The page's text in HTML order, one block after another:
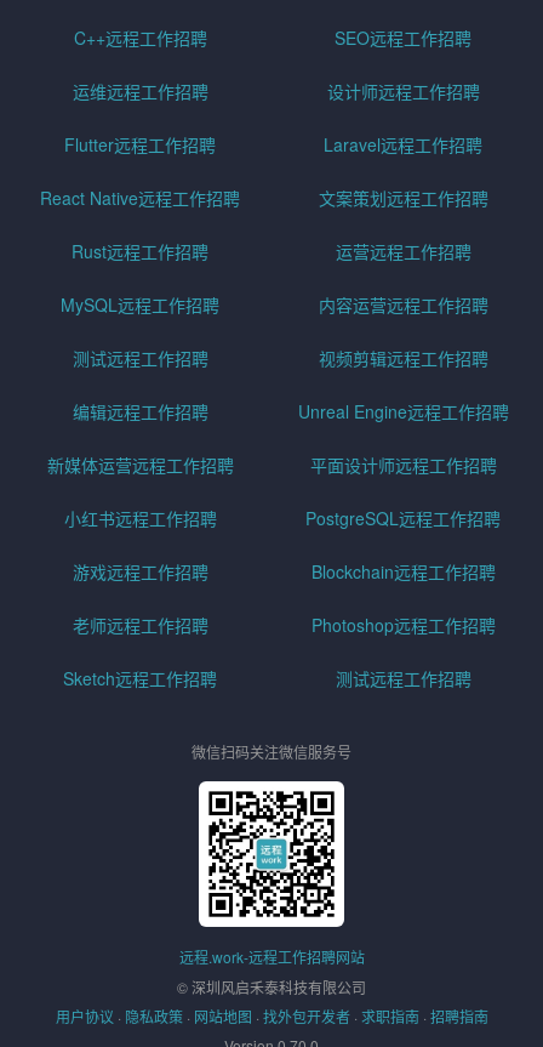
C++远程工作招聘 SEO远程工作招聘
运维远程工作招聘 设计师远程工作招聘
Flutter远程工作招聘 Laravel远程工作招聘
React Native远程工作招聘 文案策划远程工作招聘
Rust远程工作招聘 运营远程工作招聘
MySQL远程工作招聘 内容运营远程工作招聘
测试远程工作招聘 视频剪辑远程工作招聘
编辑远程工作招聘 Unreal Engine远程工作招聘
新媒体运营远程工作招聘 平面设计师远程工作招聘
小红书远程工作招聘 PostgreSQL远程工作招聘
游戏远程工作招聘 Blockchain远程工作招聘
老师远程工作招聘 Photoshop远程工作招聘
Sketch远程工作招聘 测试远程工作招聘
微信扫码关注微信服务号
远程.work-远程工作招聘网站
© 深圳风启禾泰科技有限公司
用户协议 · 隐私政策 · 网站地图 · 找外包开发者 · 求职指南 · 招聘指南